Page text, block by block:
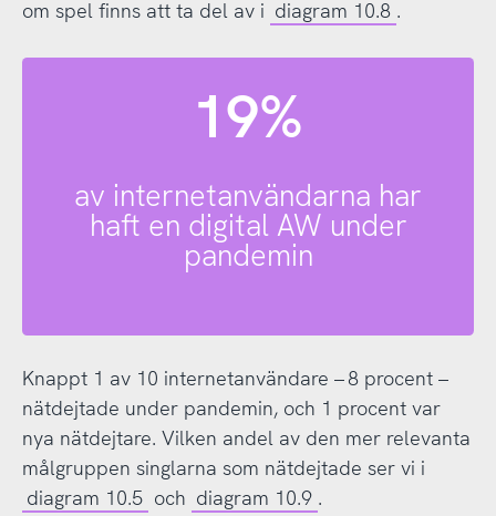
om spel finns att ta del av i diagram 10.8 .
19%
av internetanvändarna har
haft en digital AW under
pandemin
Knappt 1 av 10 internetanvändare – 8 procent –
nätdejtade under pandemin, och 1 procent var
nya nätdejtare. Vilken andel av den mer relevanta
målgruppen singlarna som nätdejtade ser vi i
diagram 10.5 och diagram 10.9 .